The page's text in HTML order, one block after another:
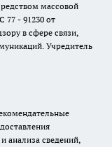
массовой
- 91230 от
в сфере связи,
Учредитель
анализа сведений,